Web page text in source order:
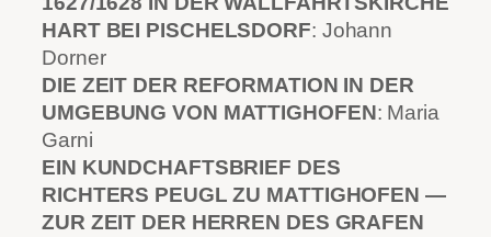
HART BEI PISCHELSDORF: Johann
Dorner
DIE ZEIT DER REFORMATION IN DER
UMGEBUNG VON MATTIGHOFEN: Maria
Garni
EIN KUNDCHAFTSBRIEF DES
RICHTERS PEUGL ZU MATTIGHOFEN —
ZUR ZEIT DER HERREN DES GRAFEN